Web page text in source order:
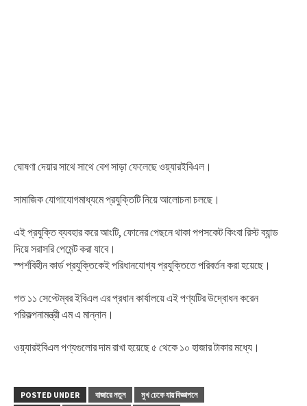
ঘোষণা দেয়ার সাথে সাথে বেশ সাড়া ফেলেছে ওয়্যারইবিএল।
সামাজিক যোগাযোগমাধ্যমে প্রযুক্তিটি নিয়ে আলোচনা চলছে।
এই প্রযুক্তি ব্যবহার করে আংটি, ফোনের পেছনে থাকা পপসকেট কিংবা রিস্ট ব্যান্ড
দিয়ে সরাসরি পেমেন্ট করা যাবে।
স্পর্শবিহীন কার্ড প্রযুক্তিকেই পরিধানযোগ্য প্রযুক্তিতে পরিবর্তন করা হয়েছে।
গত ১১ সেপ্টেম্বর ইবিএল এর প্রধান কার্যালয়ে এই পণ্যটির উদ্বোধন করেন
পরিকল্পনামন্ত্রী এম এ মান্নান।
ওয়্যারইবিএল পণ্যগুলোর দাম রাখা হয়েছে ৫ থেকে ১০ হাজার টাকার মধ্যে।
POSTED UNDER বাজারে নতুন
মুখ ঢেকে যায় বিজ্ঞাপনে